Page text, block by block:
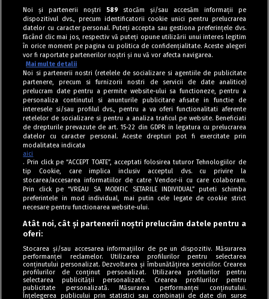
Tag index
Program Antena 1
Politica de cookies
Politica de confidențialitate
Noi și partenerii noștri 589 stocăm și/sau accesăm informații pe
dispozitivul dvs., precum identificatorii cookie unici pentru prelucrarea
datelor cu caracter personal. Puteți accepta sau gestiona preferințele dvs.
făcând clic mai jos, respectiv vă puteți opune utilizării unui interes legitim
în orice moment pe pagina cu politica de confidențialitate. Aceste alegeri
vor fi raportate partenerilor noștri și nu vă vor afecta navigarea.
Mai multe detalii
Noi si partenerii nostri (retelele de socializare si agentiile de publicitate
partenere, precum si furnizorii nostri de servicii de date analitice)
prelucram date pentru a permite website-ului sa functioneze, pentru a
personaliza continutul si anunturile publicitare afisate in functie de
interesele si/sau profilul dvs., pentru a va oferi functionalitati aferente
retelelor de socializare si pentru a analiza traficul pe website. Beneficiati
de drepturile prevazute de art. 15-22 din GDPR in legatura cu prelucrarea
datelor cu caracter personal. Aceste drepturi pot fi exercitate prin
modalitatea indicata
aici
. Prin click pe “ACCEPT TOATE”, acceptati folosirea tuturor Tehnologiilor de
tip Cookie, care implica inclusiv acceptul dvs. cu privire la
stocarea/accesarea informatiilor de catre Vendor-ii cu care colaboram.
Prin click pe “VREAU SA MODIFIC SETARILE INDIVIDUAL” puteti schimba
preferintele in mod individual, mai putin cele legate de cookie strict
necesare pentru functionarea website-ului.
Atât noi, cât și partenerii noștri prelucrăm datele pentru a
oferi:
Stocarea și/sau accesarea informațiilor de pe un dispozitiv. Măsurarea
performanței reclamelor. Utilizarea profilurilor pentru selectarea
conținutului personalizat. Dezvoltarea și îmbunătățirea serviciilor. Crearea
profilurilor de conținut personalizat. Utilizarea profilurilor pentru
selectarea publicității personalizate. Crearea profilurilor pentru
publicitate personalizată. Măsurarea performanței conținutului.
Înțelegerea publicului prin statistici sau combinații de date din surse